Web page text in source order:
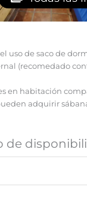
uso de saco de
(recomedado
en habitación
adquirir
de